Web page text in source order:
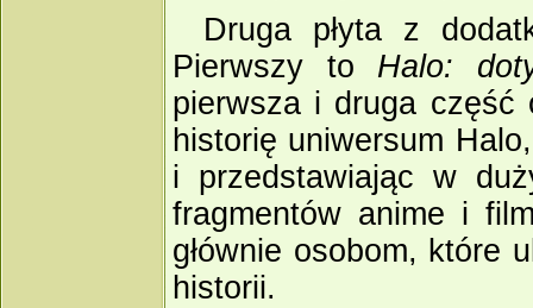
Druga płyta z
Pierwszy to Halo:
pierwsza i druga
historię uniwersum
i przedstawiając w
fragmentów anime i
głównie osobom, które
historii.